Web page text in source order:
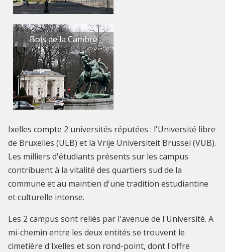
Bois de la Cambre
Ixelles compte 2 universités réputées : l'Université libre
de Bruxelles (ULB) et la Vrije Universiteit Brussel (VUB).
Les milliers d'étudiants présents sur les campus
contribuent à la vitalité des quartiers sud de la
commune et au maintien d'une tradition estudiantine
et culturelle intense.
Les 2 campus sont reliés par l'avenue de l'Université. A
mi-chemin entre les deux entités se trouvent le
cimetière d'Ixelles et son rond-point, dont l'offre